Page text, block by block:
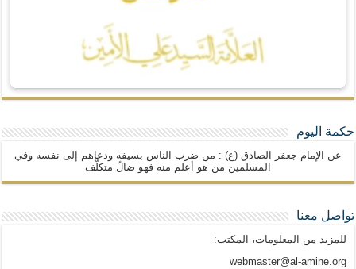
حكمة اليوم
عن الإمام جعفر الصادق (ع) : من ضرب الناس بسيفه ودعاهم إلى نفسه وفي
المسلمين من هو أعلم منه فهو ضالّ متكلّف
تواصل معنا
للمزيد من المعلومات، المكتب:
webmaster@al-amine.org